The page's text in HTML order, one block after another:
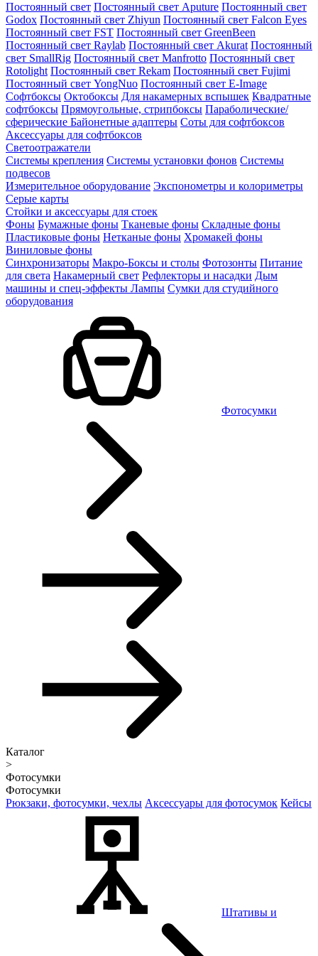
Постоянный свет Постоянный свет Aputure Постоянный свет
Godox Постоянный свет Zhiyun Постоянный свет Falcon Eyes
Постоянный свет FST Постоянный свет GreenBeen
Постоянный свет Raylab Постоянный свет Akurat Постоянный
свет SmallRig Постоянный свет Manfrotto Постоянный свет
Rotolight Постоянный свет Rekam Постоянный свет Fujimi
Постоянный свет YongNuo Постоянный свет E-Image
Софтбоксы Октобоксы Для накамерных вспышек Квадратные
софтбоксы Прямоугольные, стрипбоксы Параболические/
сферические Байонетныe адаптеры Соты для софтбоксов
Аксессуары для софтбоксов
Светоотражатели
Системы крепления Системы установки фонов Системы
подвесов
Измерительное оборудование Экспонометры и колориметры
Серые карты
Стойки и аксессуары для стоек
Фоны Бумажные фоны Тканевые фоны Складные фоны
Пластиковые фоны Нетканые фоны Хромакей фоны
Виниловые фоны
Синхронизаторы Макро-Боксы и столы Фотозонты Питание
для света Накамерный свет Рефлекторы и насадки Дым
машины и спец-эффекты Лампы Сумки для студийного
оборудования
Фотосумки
Каталог
>
Фотосумки
Фотосумки
Рюкзаки, фотосумки, чехлы Аксессуары для фотосумок Кейсы
Штативы и